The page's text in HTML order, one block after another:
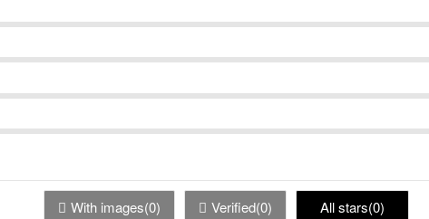
With images(0) Verified(0) All stars(0)